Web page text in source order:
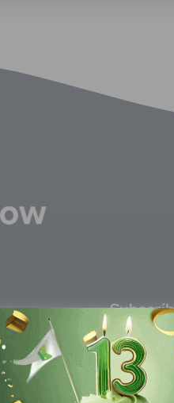
234, Col.
Alcaldía
C.P. 03020,
S
Suscríbete